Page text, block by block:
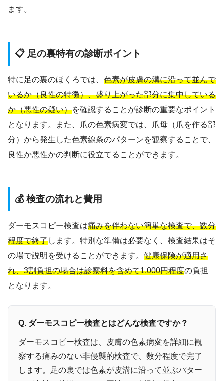
ます。
📋 足の裏特有の診断ポイント
特に足の裏のほくろでは、 色素が皮膚の溝に沿って並んで
いるか（良性の特徴）、盛り上がった部分に集中している
か（悪性の疑い）を確認することが診断の重要なポイント
となります。また、爪の色素病変では、爪母（爪を作る部
分）から発生した色素線条のパターンを観察することで、
良性か悪性かの判断に役立てることができます。
💰 検査の流れと費用
ダーモスコピー検査は痛みを伴わない簡単な検査で、数分
程度で終了します。特別な準備は必要なく、検査結果はそ
の場で説明を受けることができます。 健康保険が適用さ
れ、3割負担の場合は診察料を含めて1,000円程度の負担
となります。
Q. ダーモスコピー検査とはどんな検査ですか？
ダーモスコピー検査は、皮膚の色素病変を詳細に観
察する痛みのない非侵襲的検査で、数分程度で完了
します。足の裏では色素が皮溝に沿って並ぶパター